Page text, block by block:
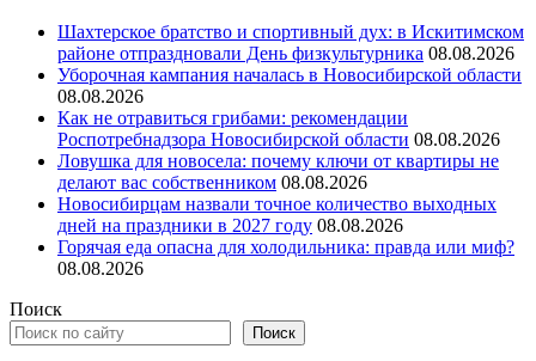
Шахтерское братство и спортивный дух: в Искитимском
районе отпраздновали День физкультурника 08.08.2026
Уборочная кампания началась в Новосибирской области
08.08.2026
Как не отравиться грибами: рекомендации
Роспотребнадзора Новосибирской области 08.08.2026
Ловушка для новосела: почему ключи от квартиры не
делают вас собственником 08.08.2026
Новосибирцам назвали точное количество выходных
дней на праздники в 2027 году 08.08.2026
Горячая еда опасна для холодильника: правда или миф?
08.08.2026
Поиск
Поиск